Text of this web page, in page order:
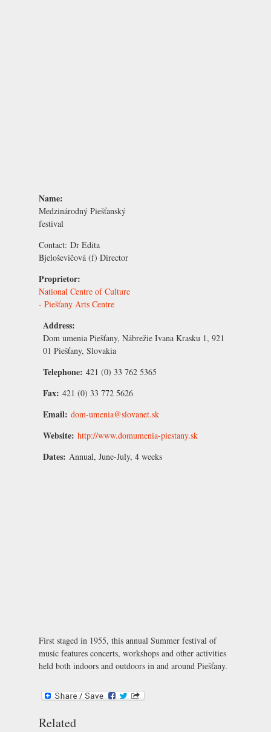
Name:
Medzinárodný Piešťanský
festival
Contact: Dr Edita
Bjeloševičová (f) Director
Proprietor:
National Centre of Culture
- Piešťany Arts Centre
Address:
Dom umenia Piešťany, Nábrežie Ivana Krasku 1, 921
01 Piešťany, Slovakia
Telephone: 421 (0) 33 762 5365
Fax: 421 (0) 33 772 5626
Email: dom-umenia@slovanet.sk
Website: http://www.domumenia-piestany.sk
Dates: Annual, June-July, 4 weeks
First staged in 1955, this annual Summer festival of
music features concerts, workshops and other activities
held both indoors and outdoors in and around Piešťany.
Related